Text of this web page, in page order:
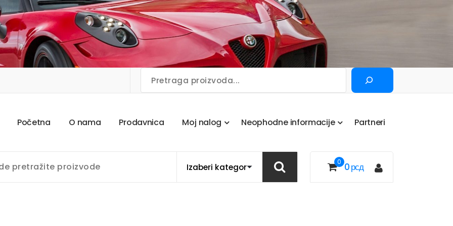
Početna O nama Prodavnica Moj nalog Neophodne informacije Partneri
0 0рсд